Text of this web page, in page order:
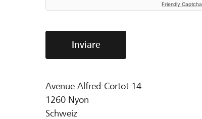
Friendly Captcha
Inviare
Avenue Alfred-Cortot 14
1260 Nyon
Schweiz